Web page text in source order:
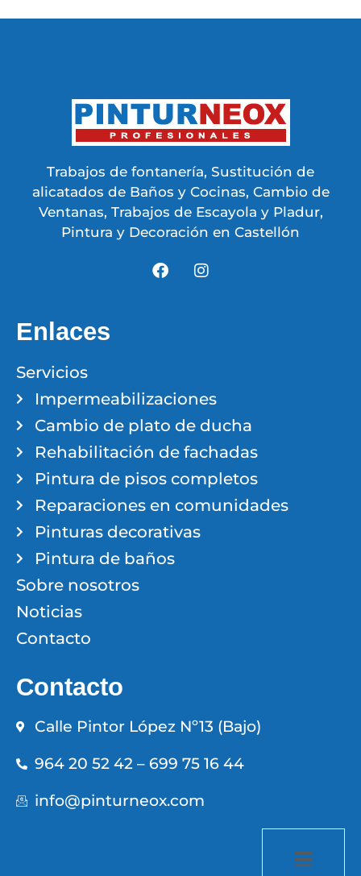
Trabajos de fontanería, Sustitución de
alicatados de Baños y Cocinas, Cambio de
Ventanas, Trabajos de Escayola y Pladur,
Pintura y Decoración en Castellón
Enlaces
Servicios
Impermeabilizaciones
Cambio de plato de ducha
Rehabilitación de fachadas
Pintura de pisos completos
Reparaciones en comunidades
Pinturas decorativas
Pintura de baños
Sobre nosotros
Noticias
Contacto
Contacto
Calle Pintor López Nº13 (Bajo)
964 20 52 42 – 699 75 16 44
info@pinturneox.com